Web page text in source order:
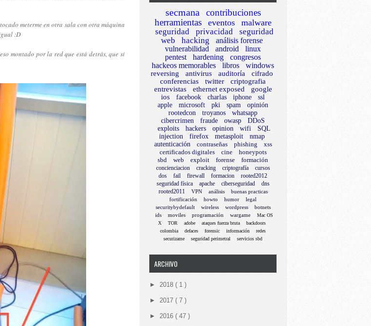
meterme en otra sala con otra máquina
:D
montado por la red que está detrás, que si
secmana
contribuciones
herramientas
eventos malware
seguridad privacidad
seguridad
web
hacking
análisis forense
vulnerabilidad
android
linux
pentest
hardening
congresos
hackeos memorables
libros windows
reversing antivirus auditoría
cifrado
conferencias
twitter
criptografia
entrevistas
ethernet exposed
google
ios
facebook charlas iphone
ssl
apple
microsoft pki spam
opinión
rootedcon
troyanos
whatsapp
cibercrimen
fraude owasp
DDoS
exploits
hackers opinion wifi
SQL
injection
firefox metasploit
nmap
autenticación
contraseñas phishing
xss
certificados digitales
cine
honeypots
sbd
web exploit forense formación
concienciacion cracking criptografía
cursos
dos
fail firewall formacion
rooted2012
seguridad física
apache ciberseguridad
dns
rooted2011
VPN análisis
buenas practicas
fortificación
howto humor
legal
securitybydefault
wireless wordpress
botnets
ids
moviles programación wargame
Mac OS
X
TOR adobe ataques fuerza bruta
backdoors
colombia
defaces forensic información
redes
securizame
seguridad perimetral servicios sbd
ARCHIVO
► 2018 ( 1 )
► 2017 ( 7 )
► 2016 ( 47 )